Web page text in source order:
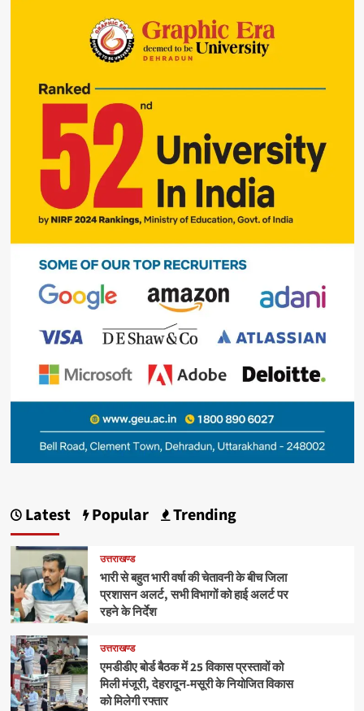
Latest Popular Trending
उत्तराखण्ड
भारी से बहुत भारी वर्षा की चेतावनी के बीच जिला
प्रशासन अलर्ट, सभी विभागों को हाई अलर्ट पर
रहने के निर्देश
उत्तराखण्ड
एमडीडीए बोर्ड बैठक में 25 विकास प्रस्तावों को
मिली मंजूरी, देहरादून-मसूरी के नियोजित विकास
को मिलेगी रफ्तार